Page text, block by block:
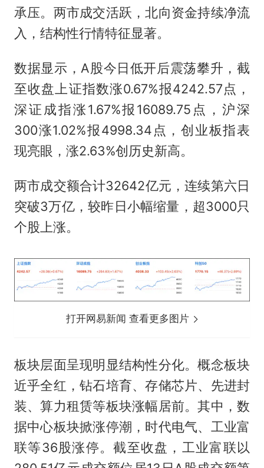
承压。两市成交活跃，北向资金持续净流
入，结构性行情特征显著。
数据显示，A股今日低开后震荡攀升，截
至收盘上证指数涨0.67%报4242.57点，
深证成指涨1.67%报16089.75点，沪深
300涨1.02%报4998.34点，创业板指表
现亮眼，涨2.63%创历史新高。
两市成交额合计32642亿元，连续第六日
突破3万亿，较昨日小幅缩量，超3000只
个股上涨。
打开网易新闻 查看更多图片
板块层面呈现明显结构性分化。概念板块
近乎全红，钻石培育、存储芯片、先进封
装、算力租赁等板块涨幅居前。其中，数
据中心板块掀涨停潮，时代电气、工业富
联等36股涨停。截至收盘，工业富联以